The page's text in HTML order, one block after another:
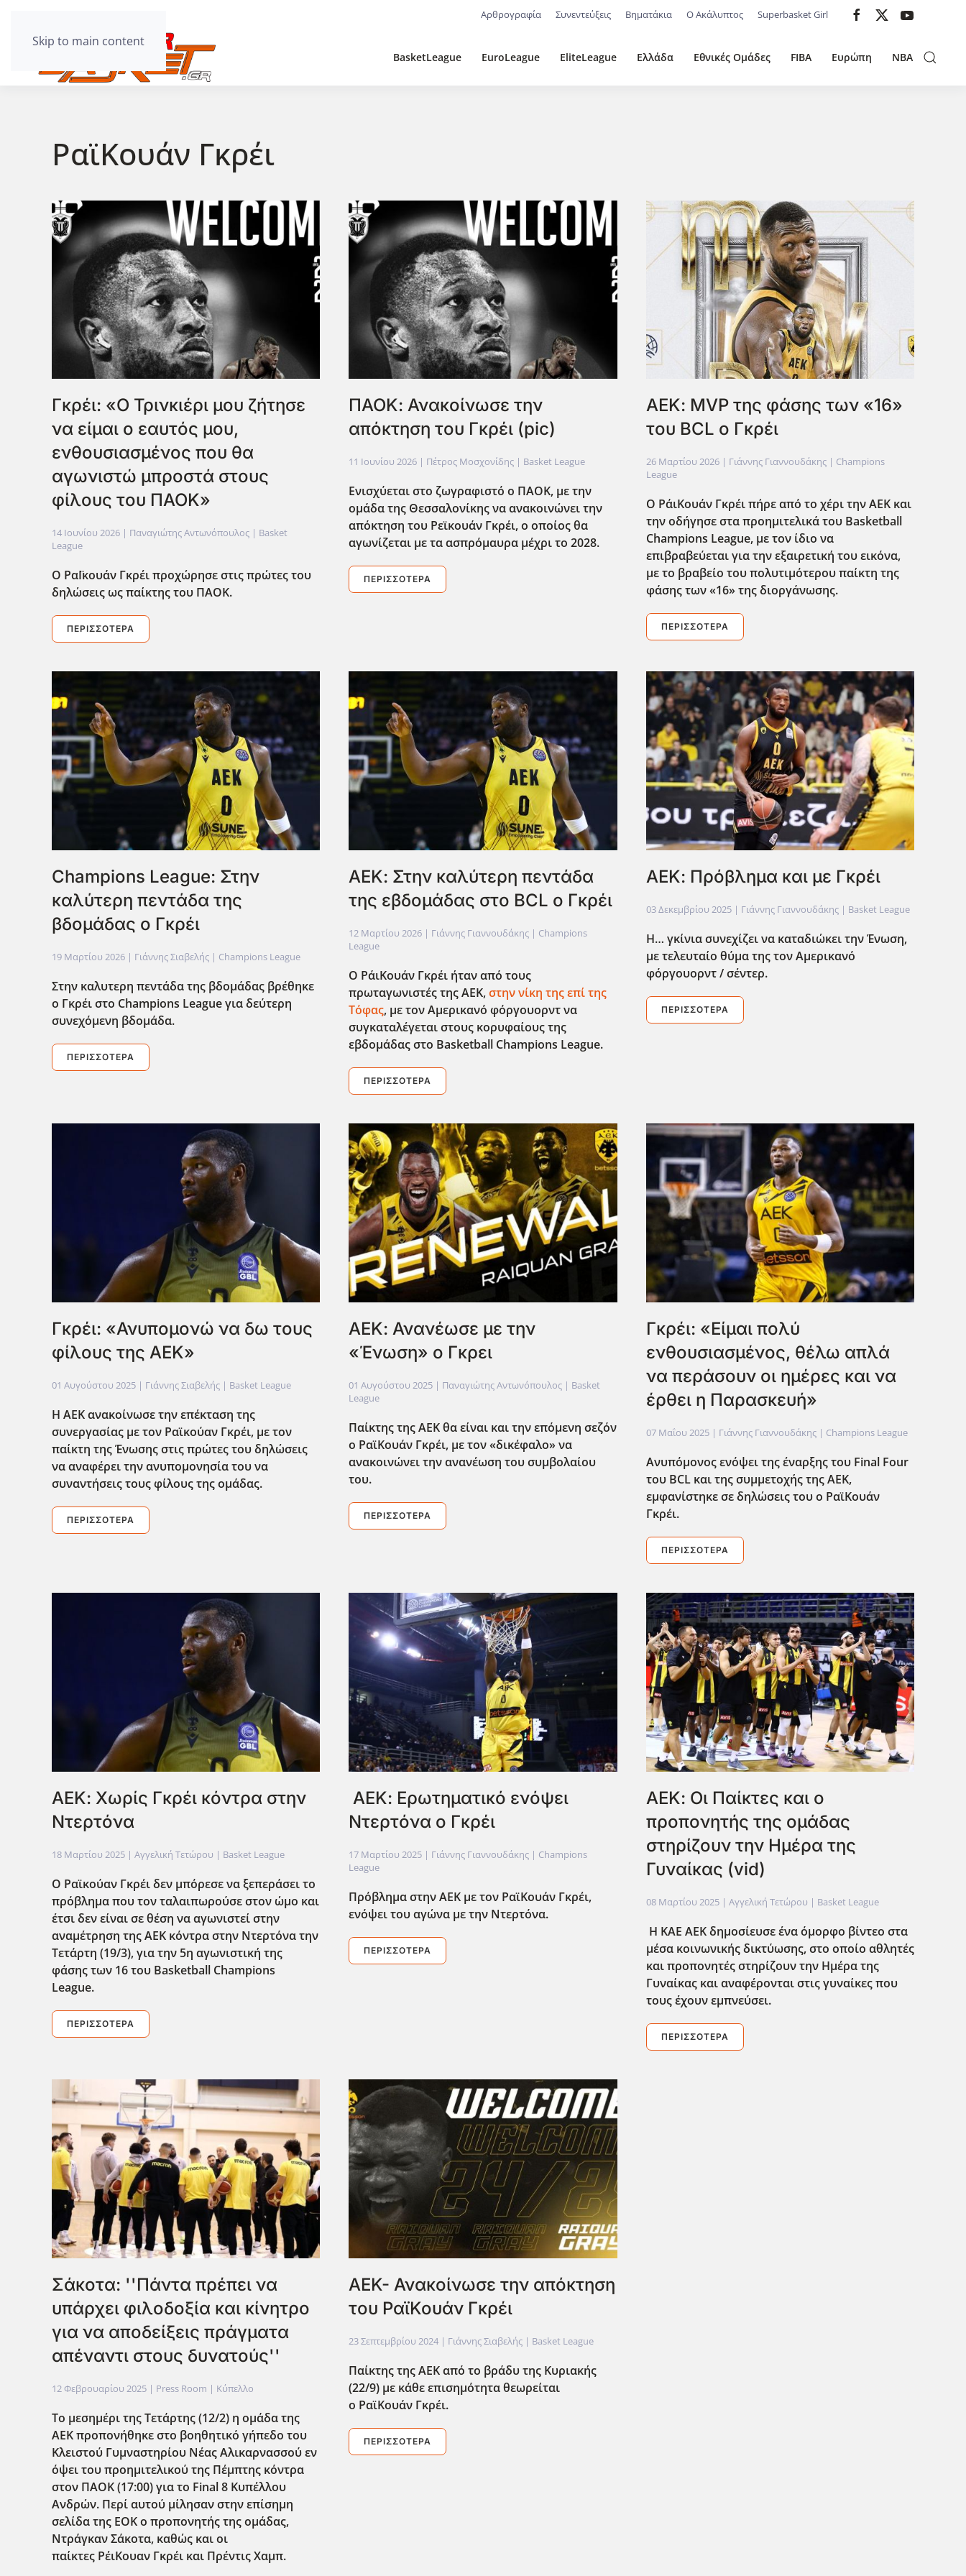
Skip to main content
Αρθρογραφία Συνεντεύξεις Βηματάκια Ο Ακάλυπτος Superbasket Girl
BasketLeague EuroLeague EliteLeague Ελλάδα Εθνικές Ομάδες FIBA Ευρώπη NBA
ΡαϊΚουάν Γκρέι
Γκρέι: «Ο Τρινκιέρι μου ζήτησε
να είμαι ο εαυτός μου,
ενθουσιασμένος που θα
αγωνιστώ μπροστά στους
φίλους του ΠΑΟΚ»
14 Ιουνίου 2026 | Παναγιώτης Αντωνόπουλος | Basket
League
Ο ΡαΪκουάν Γκρέι προχώρησε στις πρώτες του
δηλώσεις ως παίκτης του ΠΑΟΚ.
ΠΕΡΙΣΣΌΤΕΡΑ
ΠΑΟΚ: Ανακοίνωσε την
απόκτηση του Γκρέι (pic)
11 Ιουνίου 2026 | Πέτρος Μοσχονίδης | Basket League
Ενισχύεται στο ζωγραφιστό ο ΠΑΟΚ, με την
ομάδα της Θεσσαλονίκης να ανακοινώνει την
απόκτηση του Ρεϊκουάν Γκρέι, ο οποίος θα
αγωνίζεται με τα ασπρόμαυρα μέχρι το 2028.
ΠΕΡΙΣΣΌΤΕΡΑ
ΑΕΚ: MVP της φάσης των «16»
του BCL ο Γκρέι
26 Μαρτίου 2026| Γιάννης Γιαννουδάκης | Champions
League
Ο ΡάιΚουάν Γκρέι πήρε από το χέρι την ΑΕΚ και
την οδήγησε στα προημιτελικά του Basketball
Champions League, με τον ίδιο να
επιβραβεύεται για την εξαιρετική του εικόνα,
με το βραβείο του πολυτιμότερου παίκτη της
φάσης των «16» της διοργάνωσης.
ΠΕΡΙΣΣΌΤΕΡΑ
Champions League: Στην
καλύτερη πεντάδα της
βδομάδας ο Γκρέι
19 Μαρτίου 2026 | Γιάννης Σιαβελής | Champions League
Στην καλυτερη πεντάδα της βδομάδας βρέθηκε
ο Γκρέι στο Champions League για δεύτερη
συνεχόμενη βδομάδα.
ΠΕΡΙΣΣΌΤΕΡΑ
ΑΕΚ: Στην καλύτερη πεντάδα
της εβδομάδας στο BCL ο Γκρέι
12 Μαρτίου 2026 | Γιάννης Γιαννουδάκης | Champions
League
Ο ΡάιΚουάν Γκρέι ήταν από τους
πρωταγωνιστές της ΑΕΚ,στην νίκη της επί της
Τόφας, με τον Αμερικανό φόργουορντ να
συγκαταλέγεται στους κορυφαίους της
εβδομάδας στο Basketball Champions League.
ΠΕΡΙΣΣΌΤΕΡΑ
ΑΕΚ: Πρόβλημα και με Γκρέι
03 Δεκεμβρίου 2025| Γιάννης Γιαννουδάκης | Basket League
Η… γκίνια συνεχίζει να καταδιώκει την Ένωση,
με τελευταίο θύμα της τον Αμερικανό
φόργουορντ / σέντερ.
ΠΕΡΙΣΣΌΤΕΡΑ
Γκρέι: «Ανυπομονώ να δω τους
φίλους της ΑΕΚ»
01 Αυγούστου 2025 | Γιάννης Σιαβελής | Basket League
Η ΑΕΚ ανακοίνωσε την επέκταση της
συνεργασίας με τον Ραϊκούαν Γκρέι, με τον
παίκτη της Ένωσης στις πρώτες του δηλώσεις
να αναφέρει την ανυπομονησία του να
συναντήσεις τους φίλους της ομάδας.
ΠΕΡΙΣΣΌΤΕΡΑ
ΑΕΚ: Ανανέωσε με την
«Ένωση» ο Γκρει
01 Αυγούστου 2025 | Παναγιώτης Αντωνόπουλος | Basket
League
Παίκτης της ΑΕΚ θα είναι και την επόμενη σεζόν
ο ΡαϊΚουάν Γκρέι, με τον «δικέφαλο» να
ανακοινώνει την ανανέωση του συμβολαίου
του.
ΠΕΡΙΣΣΌΤΕΡΑ
Γκρέι: «Είμαι πολύ
ενθουσιασμένος, θέλω απλά
να περάσουν οι ημέρες και να
έρθει η Παρασκευή»
07 Μαΐου 2025| Γιάννης Γιαννουδάκης | Champions League
Ανυπόμονος ενόψει της έναρξης του FinalFour
του BCLκαι της συμμετοχής της ΑΕΚ,
εμφανίστηκε σε δηλώσεις του ο ΡαϊΚουάν
Γκρέι.
ΠΕΡΙΣΣΌΤΕΡΑ
ΑΕΚ: Χωρίς Γκρέι κόντρα στην
Ντερτόνα
18 Μαρτίου 2025 | Αγγελική Τετώρου | Basket League
Ο Ραϊκούαν Γκρέι δεν μπόρεσε να ξεπεράσει το
πρόβλημα που τον ταλαιπωρούσε στον ώμο και
έτσι δεν είναι σε θέση να αγωνιστεί στην
αναμέτρηση της ΑΕΚ κόντρα στην Ντερτόνα την
Τετάρτη (19/3), για την 5η αγωνιστική της
φάσης των 16 του Basketball Champions
League.
ΠΕΡΙΣΣΌΤΕΡΑ
ΑΕΚ: Ερωτηματικό ενόψει
Ντερτόνα ο Γκρέι
17 Μαρτίου 2025 | Γιάννης Γιαννουδάκης | Champions
League
Πρόβλημα στην ΑΕΚ με τον ΡαϊΚουάν Γκρέι,
ενόψει του αγώνα με την Ντερτόνα.
ΠΕΡΙΣΣΌΤΕΡΑ
ΑΕΚ: Οι Παίκτες και ο
προπονητής της ομάδας
στηρίζουν την Ημέρα της
Γυναίκας (vid)
08 Μαρτίου 2025| Αγγελική Τετώρου | Basket League
H KAE AEK δημοσίευσε ένα όμορφο βίντεο στα
μέσα κοινωνικής δικτύωσης, στο οποίο αθλητές
και προπονητές στηρίζουν την Ημέρα της
Γυναίκας και αναφέρονται στις γυναίκες που
τους έχουν εμπνεύσει.
ΠΕΡΙΣΣΌΤΕΡΑ
Σάκοτα: ''Πάντα πρέπει να
υπάρχει φιλοδοξία και κίνητρο
για να αποδείξεις πράγματα
απέναντι στους δυνατούς''
12 Φεβρουαρίου 2025 | Press Room | Κύπελλο
Το μεσημέρι της Τετάρτης (12/2) η ομάδα της
ΑΕΚ προπονήθηκε στο βοηθητικό γήπεδο του
Κλειστού Γυμναστηρίου Νέας Αλικαρνασσού εν
όψει του προημιτελικού της Πέμπτης κόντρα
στον ΠΑΟΚ (17:00) για το Final8 Κυπέλλου
Ανδρών. Περί αυτού μίλησαν στην επίσημη
σελίδα της ΕΟΚ ο προπονητής της ομάδας,
Ντράγκαν Σάκοτα, καθώς και οι
παίκτες ΡέιΚουαν Γκρέι και Πρέντις Χαμπ.
AEK- Ανακοίνωσε την απόκτηση
του ΡαϊΚουάν Γκρέι
23 Σεπτεμβρίου 2024 | Γιάννης Σιαβελής | Basket League
Παίκτης της ΑΕΚ από το βράδυ της Κυριακής
(22/9) με κάθε επισημότητα θεωρείται
ο ΡαϊΚουάν Γκρέι.
ΠΕΡΙΣΣΌΤΕΡΑ